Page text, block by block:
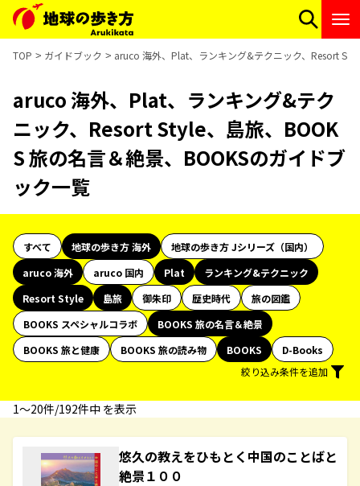
TOP ガイドブック aruco 海外、Plat、ランキング&テクニック、Resort
aruco 海外、Plat、ランキング&テク
ニック、Resort Style、島旅、BOOK
S 旅の名言＆絶景、BOOKSのガイドブ
ック一覧
すべて 地球の歩き方 海外
地球の歩き方 Jシリーズ（国内）
aruco 海外
aruco 国内 Plat
ランキング&テクニック
Resort Style
島旅 御朱印 歴史時代
旅の図鑑
BOOKS スペシャルコラボ
BOOKS 旅の名言＆絶景
BOOKS 旅と健康
BOOKS 旅の読み物 BOOKS
D-Books
絞り込み条件を追加
1〜20件/192件中 を表示
悠久の教えをひもとく中国のことばと
絶景１００